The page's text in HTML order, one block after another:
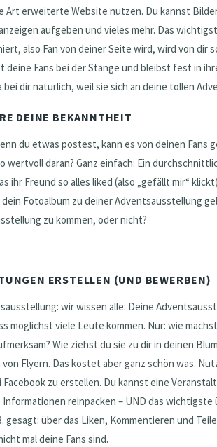
Art erweiterte Website nutzen. Du kannst
aufgeben und vieles mehr. Das
also Fan von deiner Seite wird, wird von
deine Fans bei der Stange und bleibst fest in
bei dir natürlich, weil sie sich an deine tollen
DEINE BEKANNTHEIT
du etwas postest, kann es von deinen
wertvoll daran? Ganz einfach: Ein
ihr Freund so alles liked (also „gefällt mir“
dein Fotoalbum zu deiner Adventsausstellung
zu kommen, oder nicht?
ERSTELLEN (UND BEWERBEN)
wir wissen alle: Deine
möglichst viele Leute kommen. Nur: wie
Wie ziehst du sie zu dir in deinen
von Flyern. Das kostet aber ganz schön was.
zu erstellen. Du kannst eine
reinpacken – UND das
gesagt: über das Liken, Kommentieren und
mal deine Fans sind.